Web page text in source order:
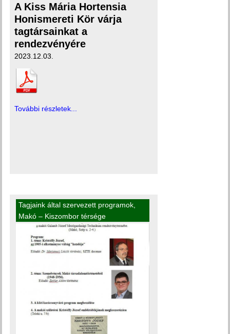
A Kiss Mária Hortensia
Honismereti Kör várja
tagtársainkat a
rendezvényére
2023.12.03.
További részletek...
Tagjaink által szervezett programok
Makó – Kiszombor térsége